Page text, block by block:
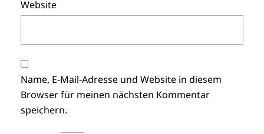
Website
Name, E-Mail-Adresse und Website in diesem
Browser für meinen nächsten Kommentar
speichern.